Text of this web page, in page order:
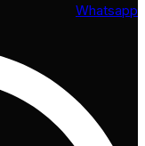
Whatsapp